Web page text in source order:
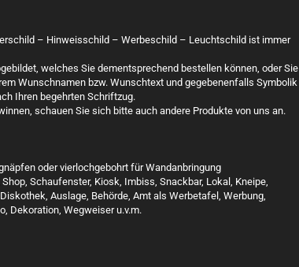
– Hinweisschild – Werbeschild – Leuchtschild ist immer
welches Sie dementsprechend bestellen können, oder Sie
Wunschnamen bzw. Wunschtext und gegebenenfalls Symbolik
Ihren begehrten Schriftzug.
schauen Sie sich bitte auch andere Produkte von uns an.
oder vierlochgebohrt für Wandanbringung
Schaufenster, Kiosk, Imbiss, Snackbar, Lokal, Kneipe,
Diskothek, Auslage, Behörde, Amt als Werbetafel, Werbung,
Dekoration, Wegweiser u.v.m.